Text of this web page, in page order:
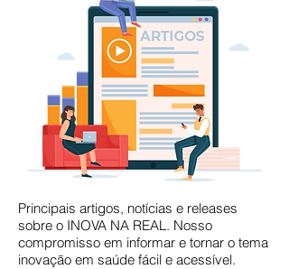
Principais artigos, notícias e releases
sobre o INOVA NA REAL. Nosso
compromisso em informar e tornar o tema
inovação em saúde fácil e acessível.